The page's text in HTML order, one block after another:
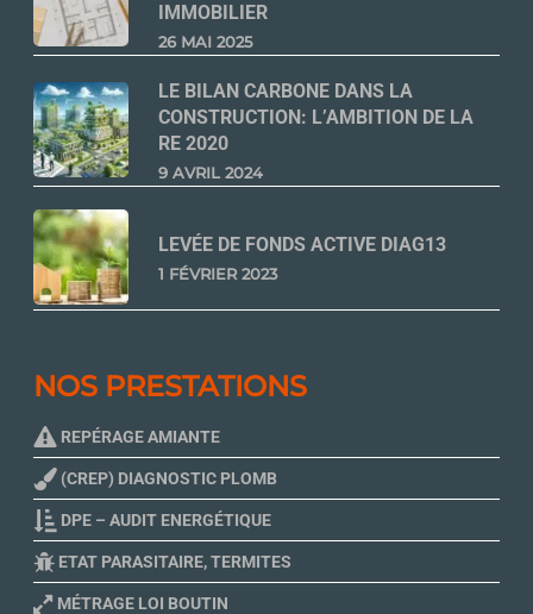
IMMOBILIER
26 MAI 2025
LE BILAN CARBONE DANS LA
CONSTRUCTION: L’AMBITION DE LA
RE 2020
9 AVRIL 2024
LEVÉE DE FONDS ACTIVE DIAG13
1 FÉVRIER 2023
NOS PRESTATIONS
REPÉRAGE AMIANTE
(CREP) DIAGNOSTIC PLOMB
DPE – AUDIT ENERGÉTIQUE
ETAT PARASITAIRE, TERMITES
MÉTRAGE LOI BOUTIN